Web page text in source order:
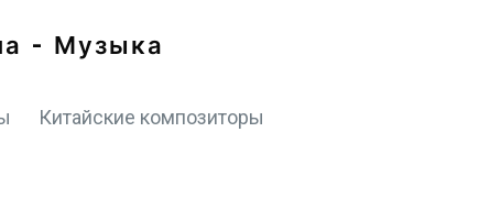
- Музыка
Китайские композиторы